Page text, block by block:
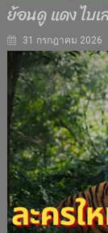
ย้อนดู แดง ไบ
31 กรกฎาคม 2026